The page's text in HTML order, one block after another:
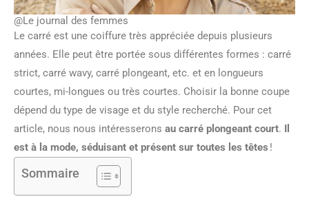
@Le journal des femmes
Le carré est une coiffure très appréciée depuis plusieurs
années. Elle peut être portée sous différentes formes : carré
strict, carré wavy, carré plongeant, etc. et en longueurs
courtes, mi-longues ou très courtes. Choisir la bonne coupe
dépend du type de visage et du style recherché. Pour cet
article, nous nous intéresserons au carré plongeant court. Il
est à la mode, séduisant et présent sur toutes les têtes !
Sommaire